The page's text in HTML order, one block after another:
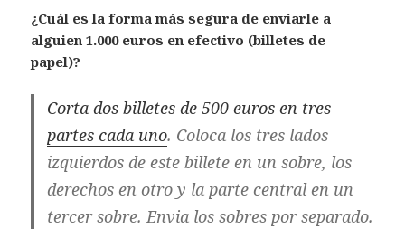
¿Cuál es la forma más segura de enviarle a
alguien 1.000 euros en efectivo (billetes de
papel)?
Corta dos billetes de 500 euros en tres
partes cada uno. Coloca los tres lados
izquierdos de este billete en un sobre, los
derechos en otro y la parte central en un
tercer sobre. Envia los sobres por separado.